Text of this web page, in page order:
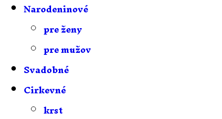
Narodeninové
pre ženy
pre mužov
Svadobné
Cirkevné
krst